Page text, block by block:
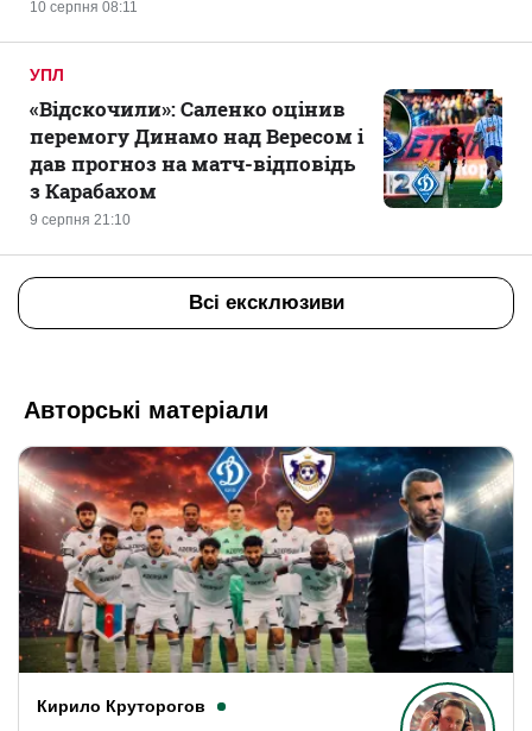
10 серпня 08:11
УПЛ
9 серпня 21:10
«Відскочили»: Саленко оцінив
перемогу Динамо над Вересом і
дав прогноз на матч-відповідь
з Карабахом
Всі ексклюзиви
Авторські матеріали
Кирило Круторогов